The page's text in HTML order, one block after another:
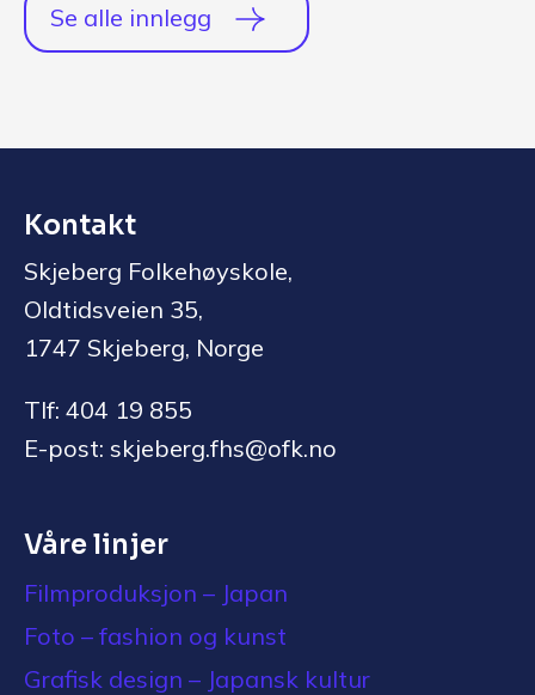
Se alle innlegg
Kontakt
Skjeberg Folkehøyskole,
Oldtidsveien 35,
1747 Skjeberg, Norge
Tlf: 404 19 855
E-post: skjeberg.fhs@ofk.no
Våre linjer
Filmproduksjon – Japan
Foto – fashion og kunst
Grafisk design – Japansk kultur